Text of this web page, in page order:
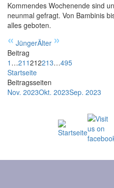
Kommendes Wochenende sind
neunmal gefragt. Von Bambinis
alles geboten.
« JüngerÄlter »
Beitrag
1 …211212213…495
Startseite
Beitragsseiten
Nov. 2023Okt. 2023Sep. 2023